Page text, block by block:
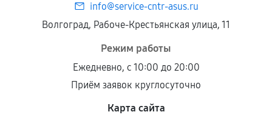
info@service-cntr-asus.ru
Волгоград, Рабоче-Крестьянская улица, 11
Режим работы
Ежедневно, с 10:00 до 20:00
Приём заявок круглосуточно
Карта сайта